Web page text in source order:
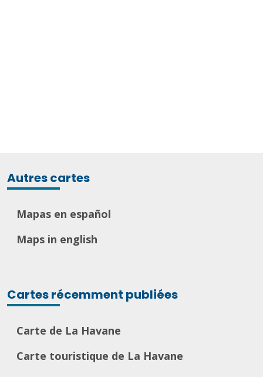
Autres cartes
Mapas en español
Maps in english
Cartes récemment publiées
Carte de La Havane
Carte touristique de La Havane